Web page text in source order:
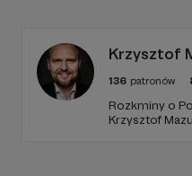
Krzysztof
136 patronów
Rozkminy o
Krzysztof